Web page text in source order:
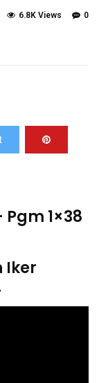
0
6.8K Views
Pgm 1×38
Iker